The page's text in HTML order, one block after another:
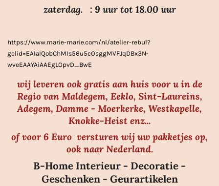
e
n
zaterdag. : 9 uur tot 18.00 uur
https://www.marie-marie.com/nl/atelier-rebul?
gclid=EAIaIQobChMIs56u5cOsggMVFJqDBx3N-
wveEAAYAiAAEgLOpvD_BwE
wij leveren ook gratis aan huis voor u in de
Regio van Maldegem, Eeklo, Sint-Laureins,
Adegem, Damme - Moerkerke, Westkapelle,
Knokke-Heist enz...
of voor 6 Euro versturen wij uw pakketjes op,
ook naar Nederland.
B-Home Interieur - Decoratie -
Geschenken - Geurartikelen